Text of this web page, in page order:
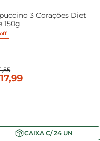
3 Corações Diet
150g
off
,55
17,99
CAIXAC/24 UN